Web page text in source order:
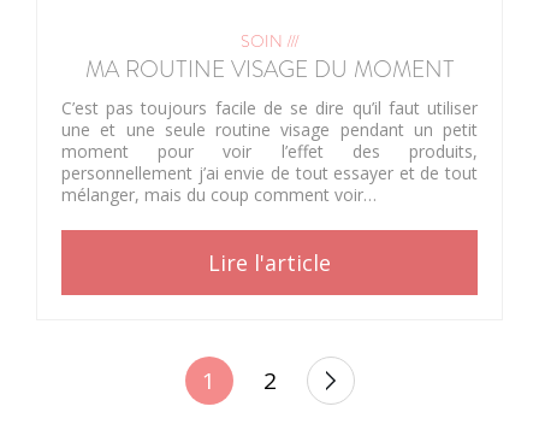
SOIN ///
MA ROUTINE VISAGE DU MOMENT
C’est pas toujours facile de se dire qu’il faut utiliser
une et une seule routine visage pendant un petit
moment pour voir l’effet des produits,
personnellement j’ai envie de tout essayer et de tout
mélanger, mais du coup comment voir…
Lire l'article
POSTS 1 2